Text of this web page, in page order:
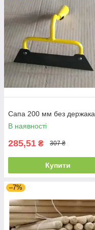
Сапа 200 мм без держака
В наявності
285,51 ₴ 307 ₴
Купити
–7%